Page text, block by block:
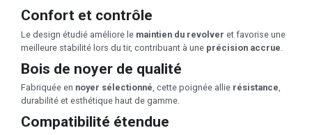
Confort et contrôle
Le design étudié améliore le maintien du revolver et favorise une
meilleure stabilité lors du tir, contribuant à une précision accrue
Bois de noyer de qualité
Fabriquée en noyer sélectionné, cette poignée allie résistance,
durabilité et esthétique haut de gamme.
Compatibilité étendue